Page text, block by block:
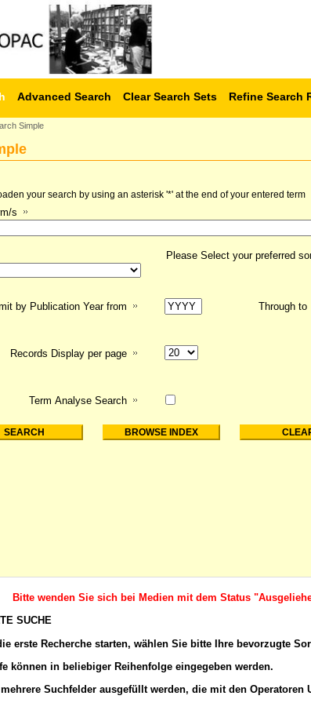
Advanced Search Clear Search Sets Refine Search
Simple
your search by using an asterisk '*' at the end of your entered term
s
Please Select your preferred
Term Analyse Search
by Publication Year from Through to
Records Display per page
Bitte wenden Sie sich bei Medien mit dem Status
SUCHE
erste Recherche starten, wählen Sie bitte Ihre bevorzugte
können in beliebiger Reihenfolge eingegeben werden.
Suchfelder ausgefüllt werden, die mit den Operatoren